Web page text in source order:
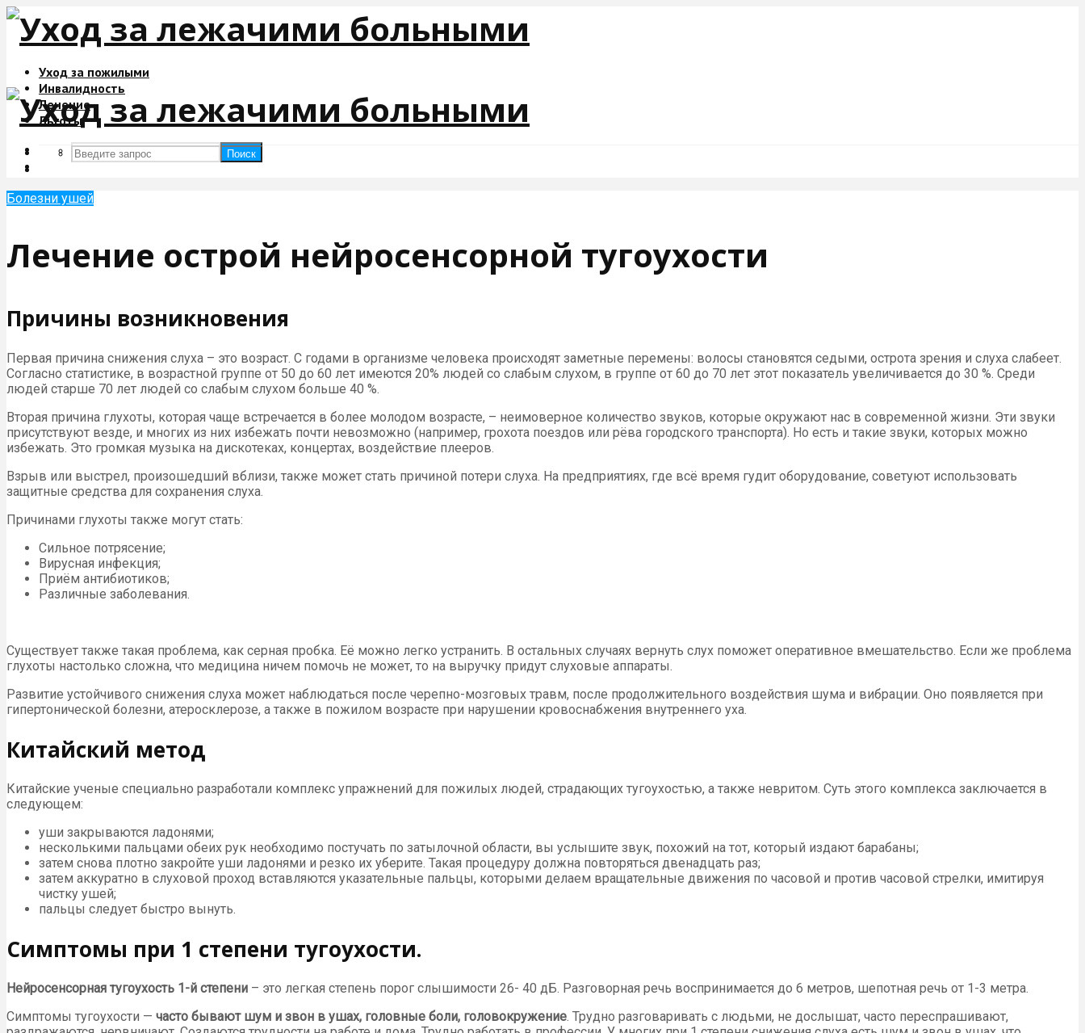
Уход за пожилыми
Инвалидность
Лечение
Льготы
Поиск
Поиск
Болезни ушей
Лечение острой нейросенсорной тугоухости
Причины возникновения
Первая причина снижения слуха – это возраст. С годами в организме человека происходят заметные перемены: волосы становятся седыми, острота зрения и слуха слабеет.
Согласно статистике, в возрастной группе от 50 до 60 лет имеются 20% людей со слабым слухом, в группе от 60 до 70 лет этот показатель увеличивается до 30 %. Среди
людей старше 70 лет людей со слабым слухом больше 40 %.
Вторая причина глухоты, которая чаще встречается в более молодом возрасте, – неимоверное количество звуков, которые окружают нас в современной жизни. Эти звуки
присутствуют везде, и многих из них избежать почти невозможно (например, грохота поездов или рёва городского транспорта). Но есть и такие звуки, которых можно
избежать. Это громкая музыка на дискотеках, концертах, воздействие плееров.
Взрыв или выстрел, произошедший вблизи, также может стать причиной потери слуха. На предприятиях, где всё время гудит оборудование, советуют использовать
защитные средства для сохранения слуха.
Причинами глухоты также могут стать:
Сильное потрясение;
Вирусная инфекция;
Приём антибиотиков;
Различные заболевания.
Существует также такая проблема, как серная пробка. Её можно легко устранить. В остальных случаях вернуть слух поможет оперативное вмешательство. Если же проблема
глухоты настолько сложна, что медицина ничем помочь не может, то на выручку придут слуховые аппараты.
Развитие устойчивого снижения слуха может наблюдаться после черепно-мозговых травм, после продолжительного воздействия шума и вибрации. Оно появляется при
гипертонической болезни, атеросклерозе, а также в пожилом возрасте при нарушении кровоснабжения внутреннего уха.
Китайский метод
Китайские ученые специально разработали комплекс упражнений для пожилых людей, страдающих тугоухостью, а также невритом. Суть этого комплекса заключается в
следующем:
уши закрываются ладонями;
несколькими пальцами обеих рук необходимо постучать по затылочной области, вы услышите звук, похожий на тот, который издают барабаны;
затем снова плотно закройте уши ладонями и резко их уберите. Такая процедуру должна повторяться двенадцать раз;
затем аккуратно в слуховой проход вставляются указательные пальцы, которыми делаем вращательные движения по часовой и против часовой стрелки, имитируя
чистку ушей;
пальцы следует быстро вынуть.
Симптомы при 1 степени тугоухости.
Нейросенсорная тугоухость 1-й степени – это легкая степень порог слышимости 26- 40 дБ. Разговорная речь воспринимается до 6 метров, шепотная речь от 1-3 метра.
Симптомы тугоухости — часто бывают шум и звон в ушах, головные боли, головокружение. Трудно разговаривать с людьми, не дослышат, часто переспрашивают,